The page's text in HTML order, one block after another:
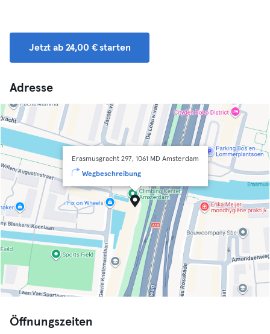
Jetzt ab 24,00 € starten
Adresse
Erasmusgracht 297, 1061 MD Amsterdam
Wegbeschreibung
Öffnungszeiten